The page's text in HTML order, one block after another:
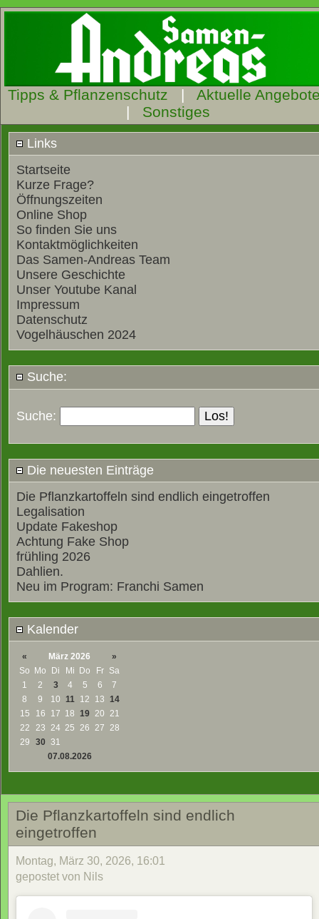
Tipps & Pflanzenschutz | Aktuelle
| Sonstiges
Links
Startseite
Kurze Frage?
Öffnungszeiten
Online Shop
So finden Sie uns
Kontaktmöglichkeiten
Das Samen-Andreas Team
Unsere Geschichte
Unser Youtube Kanal
Impressum
Datenschutz
Vogelhäuschen 2024
Suche:
Suche:
Die neuesten Einträge
Die Pflanzkartoffeln sind endlich eingetroffen
Legalisation
Update Fakeshop
Achtung Fake Shop
frühling 2026
Dahlien.
Neu im Program: Franchi Samen
Kalender
« März 2026
»
So Mo Di Mi Do Fr
Sa
1
2 3 4 5 6
7
8
9 10 11 12 13 14
15
16 17 18 19 20 21
22
23 24 25 26 27 28
29
30 31
07.08.2026
Die Pflanzkartoffeln sind endlich
eingetroffen
Montag, März 30, 2026, 16:01
gepostet von Nils